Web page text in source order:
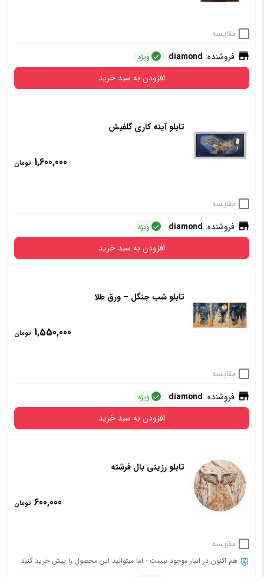
مقایسه
فروشنده: diamond ویژه
افزودن به سبد خرید
تابلو آینه کاری گلفیش
1,600,000 تومان
مقایسه
فروشنده: diamond ویژه
افزودن به سبد خرید
تابلو شب جنگل – ورق طلا
1,550,000 تومان
مقایسه
فروشنده: diamond ویژه
افزودن به سبد خرید
تابلو رزینی بال فرشته
600,000 تومان
مقایسه
هم اکنون در انبار موجود نیست - اما میتوانید این محصول را پیش خرید کنید